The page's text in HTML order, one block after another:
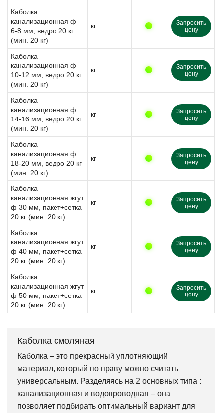
Каболка
канализационная ф
6-8 мм, ведро 20 кг
(мин. 20 кг)
кг
Запросить
цену
Каболка
канализационная ф
10-12 мм, ведро 20 кг
(мин. 20 кг)
кг
Запросить
цену
Каболка
канализационная ф
14-16 мм, ведро 20 кг
(мин. 20 кг)
кг
Запросить
цену
Каболка
канализационная ф
18-20 мм, ведро 20 кг
(мин. 20 кг)
кг
Запросить
цену
Каболка
канализационная жгут
ф 30 мм, пакет+сетка
20 кг (мин. 20 кг)
кг
Запросить
цену
Каболка
канализационная жгут
ф 40 мм, пакет+сетка
20 кг (мин. 20 кг)
кг
Запросить
цену
Каболка
канализационная жгут
ф 50 мм, пакет+сетка
20 кг (мин. 20 кг)
кг
Запросить
цену
Каболка смоляная
Каболка – это прекрасный уплотняющий
материал, который по праву можно считать
универсальным. Разделяясь на 2 основных типа :
канализационная и водопроводная – она
позволяет подбирать оптимальный вариант для